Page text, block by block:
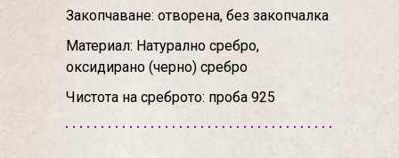
Закопчаване: отворена, без закопчалка
Материал: Натурално сребро,
оксидирано (черно) сребро
Чистота на среброто: проба 925